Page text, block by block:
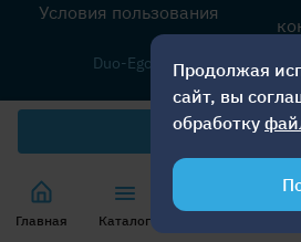
Duo-Ego SRL © 2026. Все
Условия пользования
2 300 лей
Главная Каталог
Продолжая
сайт, вы
обработку